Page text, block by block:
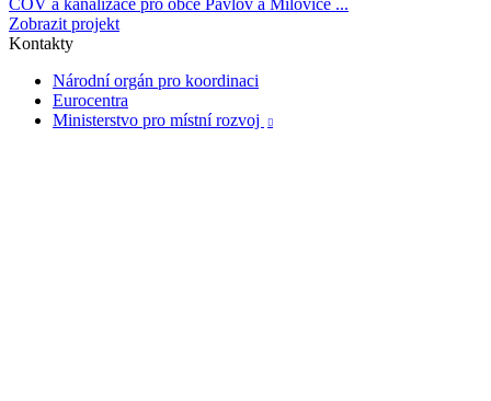
ČOV a kanalizace pro obce Pavlov a Milovice ...
Zobrazit projekt
Kontakty
Národní orgán pro koordinaci
Eurocentra
Ministerstvo pro místní rozvoj
